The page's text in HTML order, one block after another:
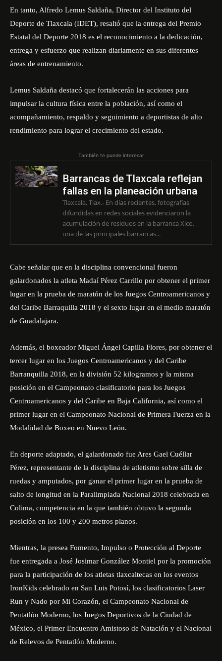
En tanto, Alfredo Lemus Saldaña, Director del Instituto del
Deporte de Tlaxcala (IDET), resaltó que la entrega del Premio
Estatal del Deporte 2018 es el reconocimiento a la dedicación,
entrega y esfuerzo que realizan diariamente en sus diferentes
áreas de entrenamiento.
Lemus Saldaña destacó que fortalecerán las acciones para
impulsar la cultura física entre la población, así como el
acompañamiento, respaldo y seguimiento a deportistas de alto
rendimiento para lograr el crecimiento del estado.
También te puede interesar
Barrancas de Tlaxcala reflejan
fallas en la planeación urbana
Tlaxcala, Tlax.- En días recientes, fotografías
difundidas en redes sociales evidenciaron la
acumulación de residuos en la barranca Xico,
una de las principales barrancas...
Cabe señalar que en la disciplina convencional fueron
galardonados la atleta Madaí Pérez Carrillo por obtener el primer
lugar en la prueba de maratón de los Juegos Centroamericanos y
del Caribe Barraquilla 2018 y el sexto lugar en el medio maratón
de Guadalajara.
Además, el boxeador Miguel Ángel Capilla Flores, por obtener el
tercer lugar en los Juegos Centroamericanos y del Caribe
Barranquilla 2018, en la división 52 kilogramos y la misma
posición en el Campeonato clasificatorio para los Juegos
Centroamericanos y del Caribe en Baja California, así como el
primer lugar en el Campeonato Nacional de Primera Fuerza en la
Modalidad de Boxeo en Nuevo León.
En deporte adaptado, el galardonado fue Ares Gael Cuéllar
Pérez, representante de la disciplina de atletismo sobre silla de
ruedas y amputados, por ganar el primer lugar en la prueba de
salto de longitud en la Paralimpiada Nacional 2018 celebrada en
Colima, competencia en la que también obtuvo la segunda
posición en los 100 y 200 metros planos.
Mientras, la presea Fomento, Impulso o Protección al Deporte
fue entregada a José Josimar González Montiel por la promoción
para la participación de los atletas tlaxcaltecas en los eventos
IronKids celebrado en San Luis Potosí, los clasificatorios Laser
Run y Nado por Mi Corazón, el Campeonato Nacional de
Pentatlón Moderno, los Juegos Deportivos de la Ciudad de
México, el Primer Encuentro Amistoso de Natación y el Nacional
de Relevos de Pentatlón Moderno.